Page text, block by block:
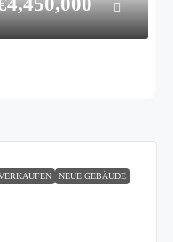
NEUE GEBÄUDE